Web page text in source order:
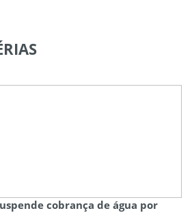
cobrança de água por